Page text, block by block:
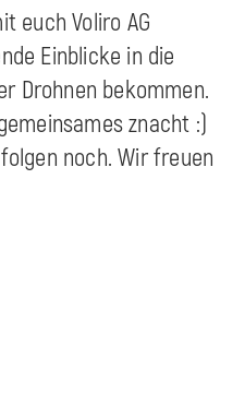
euch Voliro AG
Einblicke in die
Drohnen bekommen.
znacht :)
noch. Wir freuen